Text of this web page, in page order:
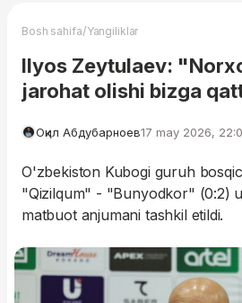
Bosh sahifa/Yangiliklar
Ilyos Zeytulaev:
jarohat olishi bizga
Оқил Абдубарноев17 may 2026,
O'zbekiston Kubogi guruh
"Qizilqum" - "Bunyodkor" (0:2)
matbuot anjumani tashkil etildi.